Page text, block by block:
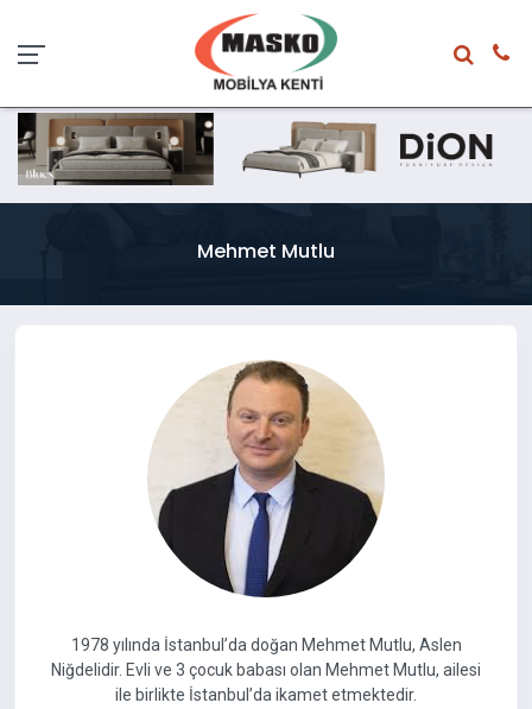
Mehmet Mutlu
1978 yılında İstanbul’da doğan Mehmet Mutlu, Aslen
Niğdelidir. Evli ve 3 çocuk babası olan Mehmet Mutlu, ailesi
ile birlikte İstanbul’da ikamet etmektedir.